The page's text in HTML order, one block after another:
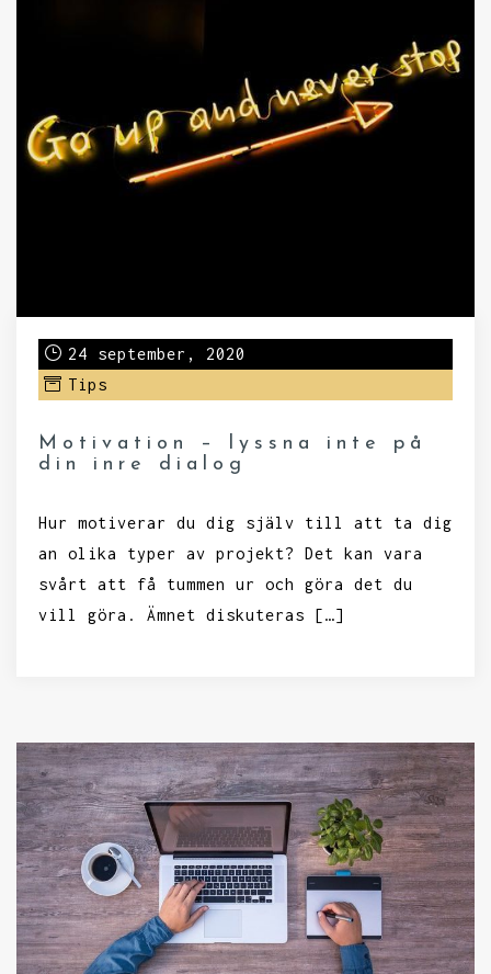
24 september, 2020
Tips
Motivation – lyssna inte på
din inre dialog
Hur motiverar du dig själv till att ta dig
an olika typer av projekt? Det kan vara
svårt att få tummen ur och göra det du
vill göra. Ämnet diskuteras […]